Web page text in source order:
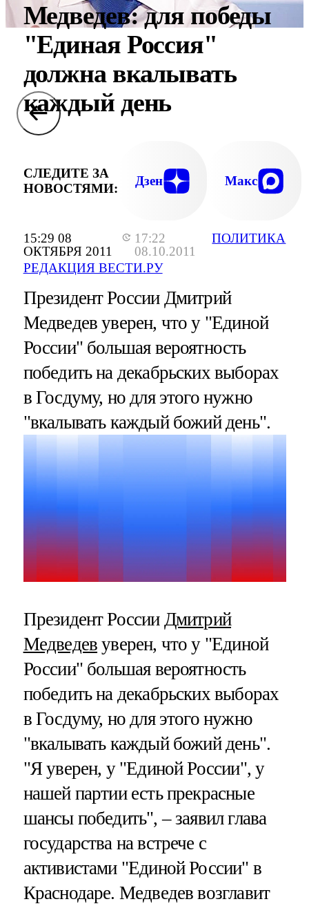
15:29 08
ОКТЯБРЯ 2011
17:22
08.10.2011
РЕДАКЦИЯ ВЕСТИ.РУ
ПОЛИТИКА
Медведев: для победы
"Единая Россия"
должна вкалывать
каждый день
СЛЕДИТЕ ЗА
НОВОСТЯМИ:
Дзен Макс
Президент России Дмитрий
Медведев уверен, что у "Единой
России" большая вероятность
победить на декабрьских выборах
в Госдуму, но для этого нужно
"вкалывать каждый божий день".
Президент России Дмитрий
Медведев уверен, что у "Единой
России" большая вероятность
победить на декабрьских выборах
в Госдуму, но для этого нужно
"вкалывать каждый божий день".
"Я уверен, у "Единой России", у
нашей партии есть прекрасные
шансы победить", – заявил глава
государства на встрече с
активистами "Единой России" в
Краснодаре. Медведев возглавит